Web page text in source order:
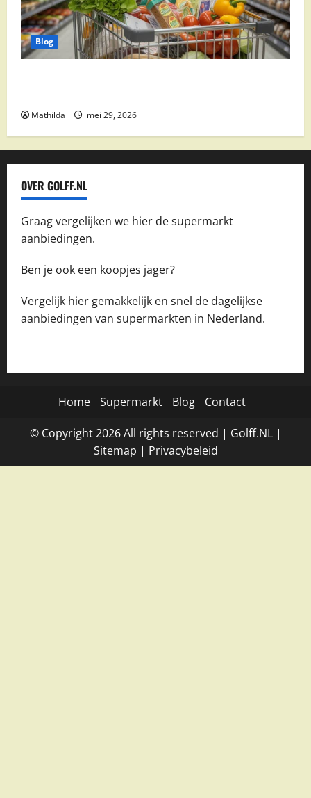
Blog
Mathilda mei 29, 2026
OVER GOLFF.NL
Graag vergelijken we hier de supermarkt
aanbiedingen.
Ben je ook een koopjes jager?
Vergelijk hier gemakkelijk en snel de dagelijkse
aanbiedingen van supermarkten in Nederland.
Home Supermarkt Blog Contact
© Copyright2026All rights reserved | Golff.NL|
Sitemap | Privacybeleid